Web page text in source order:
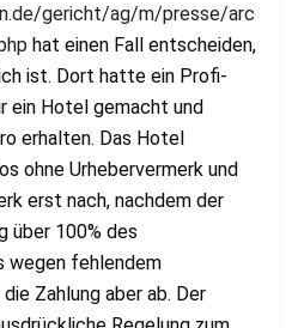
gericht/ag/m/presse/arc
hat einen Fall entscheiden,
ist. Dort hatte ein Profi-
ein Hotel gemacht und
erhalten. Das Hotel
ohne Urhebervermerk und
erst nach, nachdem der
über 100% des
wegen fehlendem
Zahlung aber ab. Der